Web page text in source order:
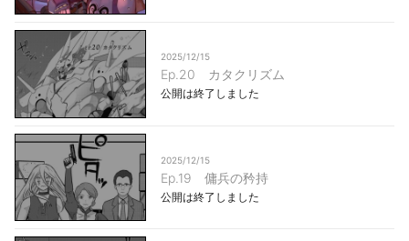
2025/12/15
Ep.20 カタクリズム
公開は終了しました
2025/12/15
Ep.19 傭兵の矜持
公開は終了しました